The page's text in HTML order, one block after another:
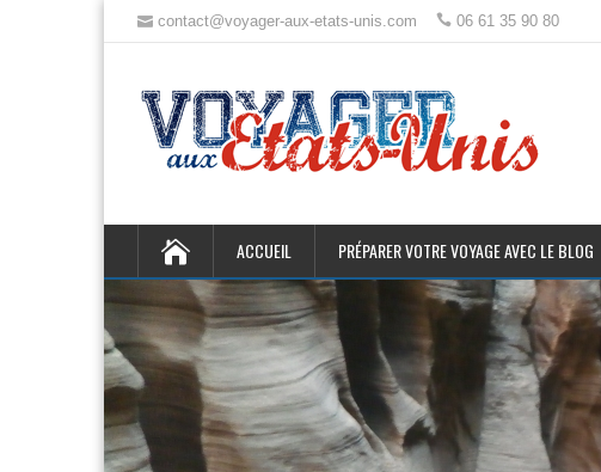
contact@voyager-aux-etats-unis.com 06 61 35 90 80
ACCUEIL PRÉPARER VOTRE VOYAGE AVEC LE BLOG